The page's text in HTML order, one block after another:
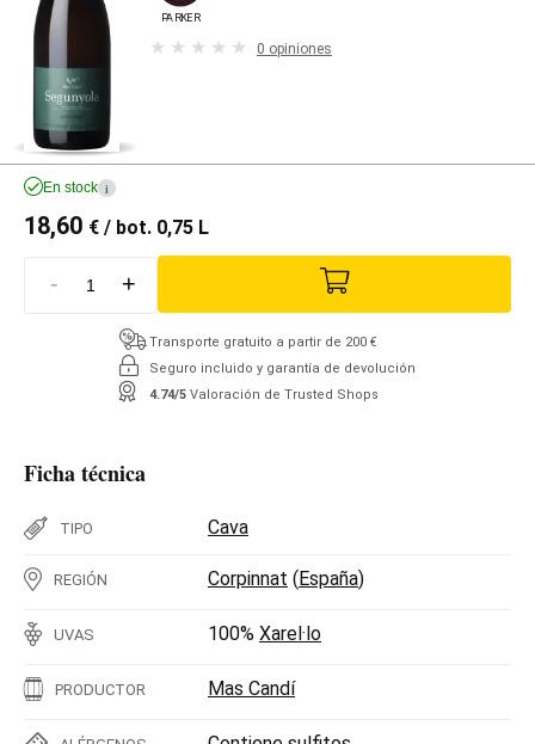
PARKER
0 opiniones
En stock i
18,60 € / bot. 0,75 L
- +
Transporte gratuito a partir de 200 €
Seguro incluido y garantía de devolución
4.74/5 Valoración de Trusted Shops
Ficha técnica
TIPO Cava
REGIÓN Corpinnat (España)
UVAS 100% Xarel·lo
PRODUCTOR Mas Candí